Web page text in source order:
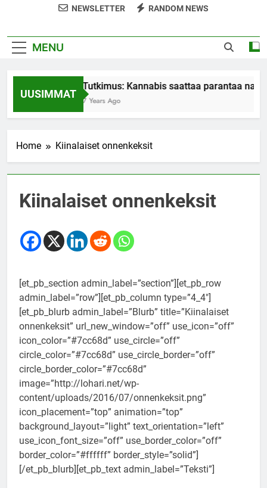
NEWSLETTER RANDOM NEWS
MENU
UUSIMMAT
Tutkimus: Kannabis saattaa parantaa
7 Years Ago
Home Kiinalaiset onnenkeksit
Kiinalaiset onnenkeksit
[et_pb_section admin_label=”section”][et_pb_row
admin_label=”row”][et_pb_column type=”4_4″]
[et_pb_blurb admin_label=”Blurb” title=”Kiinalaiset
onnenkeksit” url_new_window=”off” use_icon=”off”
icon_color=”#7cc68d” use_circle=”off”
circle_color=”#7cc68d” use_circle_border=”off”
circle_border_color=”#7cc68d”
image=”http://lohari.net/wp-
content/uploads/2016/07/onnenkeksit.png”
icon_placement=”top” animation=”top”
background_layout=”light” text_orientation=”left”
use_icon_font_size=”off” use_border_color=”off”
border_color=”#ffffff” border_style=”solid”]
[/et_pb_blurb][et_pb_text admin_label=”Teksti”]